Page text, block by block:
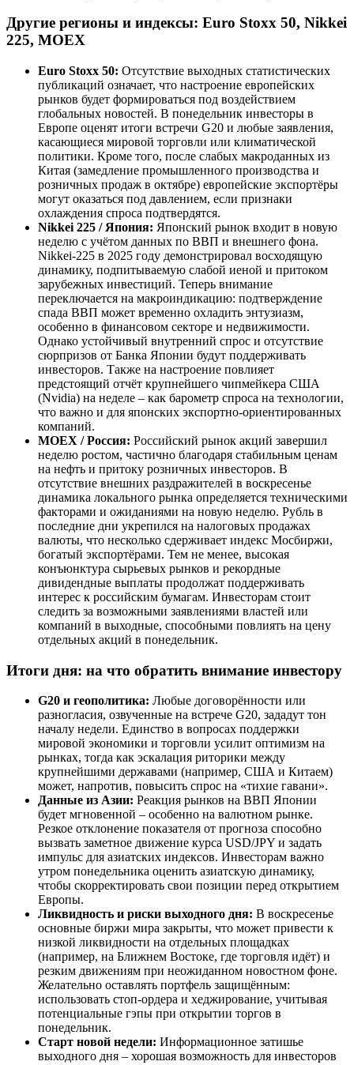
Другие регионы и индексы: Euro Stoxx 50, Nikkei
225, MOEX
Euro Stoxx 50: Отсутствие выходных статистических
публикаций означает, что настроение европейских
рынков будет формироваться под воздействием
глобальных новостей. В понедельник инвесторы в
Европе оценят итоги встречи G20 и любые заявления,
касающиеся мировой торговли или климатической
политики. Кроме того, после слабых макроданных из
Китая (замедление промышленного производства и
розничных продаж в октябре) европейские экспортёры
могут оказаться под давлением, если признаки
охлаждения спроса подтвердятся.
Nikkei 225 / Япония: Японский рынок входит в новую
неделю с учётом данных по ВВП и внешнего фона.
Nikkei-225 в 2025 году демонстрировал восходящую
динамику, подпитываемую слабой иеной и притоком
зарубежных инвестиций. Теперь внимание
переключается на макроиндикацию: подтверждение
спада ВВП может временно охладить энтузиазм,
особенно в финансовом секторе и недвижимости.
Однако устойчивый внутренний спрос и отсутствие
сюрпризов от Банка Японии будут поддерживать
инвесторов. Также на настроение повлияет
предстоящий отчёт крупнейшего чипмейкера США
(Nvidia) на неделе – как барометр спроса на технологии,
что важно и для японских экспортно-ориентированных
компаний.
MOEX / Россия: Российский рынок акций завершил
неделю ростом, частично благодаря стабильным ценам
на нефть и притоку розничных инвесторов. В
отсутствие внешних раздражителей в воскресенье
динамика локального рынка определяется техническими
факторами и ожиданиями на новую неделю. Рубль в
последние дни укрепился на налоговых продажах
валюты, что несколько сдерживает индекс Мосбиржи,
богатый экспортёрами. Тем не менее, высокая
конъюнктура сырьевых рынков и рекордные
дивидендные выплаты продолжат поддерживать
интерес к российским бумагам. Инвесторам стоит
следить за возможными заявлениями властей или
компаний в выходные, способными повлиять на цену
отдельных акций в понедельник.
Итоги дня: на что обратить внимание инвестору
G20 и геополитика: Любые договорённости или
разногласия, озвученные на встрече G20, зададут тон
началу недели. Единство в вопросах поддержки
мировой экономики и торговли усилит оптимизм на
рынках, тогда как эскалация риторики между
крупнейшими державами (например, США и Китаем)
может, напротив, повысить спрос на «тихие гавани».
Данные из Азии: Реакция рынков на ВВП Японии
будет мгновенной – особенно на валютном рынке.
Резкое отклонение показателя от прогноза способно
вызвать заметное движение курса USD/JPY и задать
импульс для азиатских индексов. Инвесторам важно
утром понедельника оценить азиатскую динамику,
чтобы скорректировать свои позиции перед открытием
Европы.
Ликвидность и риски выходного дня: В воскресенье
основные биржи мира закрыты, что может привести к
низкой ликвидности на отдельных площадках
(например, на Ближнем Востоке, где торговля идёт) и
резким движениям при неожиданном новостном фоне.
Желательно оставлять портфель защищённым:
использовать стоп-ордера и хеджирование, учитывая
потенциальные гэпы при открытии торгов в
понедельник.
Старт новой недели: Информационное затишье
выходного дня – хорошая возможность для инвесторов